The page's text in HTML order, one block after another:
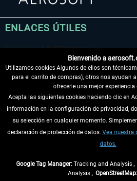
ENLACES ÚTILES
DESISTIR DEL CONTRATO
INFORMACIÓN
Bienvenido a
Utilizamos cookies Algunos de ellos son
para el carrito de compras), otros nos ayudan
ofrecerle una mejor experiencia
Acepta las siguientes cookies haciendo clic en
información en la configuración de privacidad,
su selección en cualquier momento.
declaración de protección de datos. Vea nuestra
datos.
Google Tag Manager: Tracking and Analysis ,
Analysis , OpenStreetMap: